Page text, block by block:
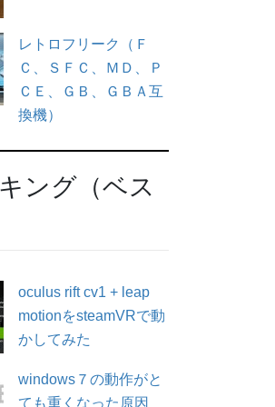
レトロフリーク（Ｆ
Ｃ、ＳＦＣ、ＭＤ、Ｐ
ＣＥ、ＧＢ、ＧＢＡ互
換機）
ング（ベス
oculus rift cv1 + leap
motionをsteamVRで動
かしてみた
windows７の動作がと
ても重くなった原因